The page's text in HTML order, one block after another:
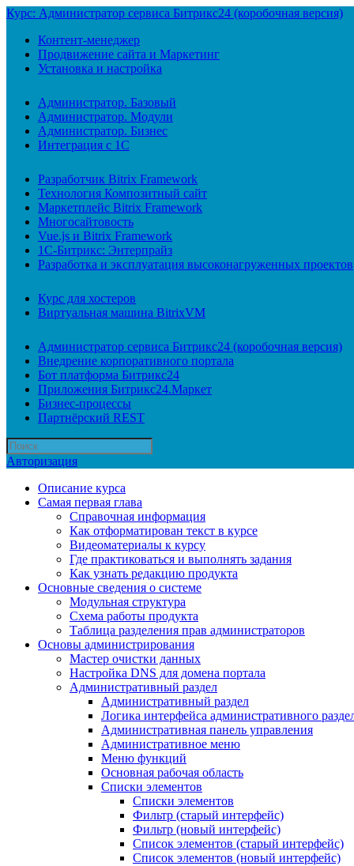
Курс: Администратор сервиса Битрикс24 (коробочная версия)
Контент-менеджер
Продвижение сайта и Маркетинг
Установка и настройка
Администратор. Базовый
Администратор. Модули
Администратор. Бизнес
Интеграция с 1С
Разработчик Bitrix Framework
Технология Композитный сайт
Маркетплейс Bitrix Framework
Многосайтовость
Vue.js и Bitrix Framework
1С-Битрикс: Энтерпрайз
Разработка и эксплуатация высоконагруженных проектов
Курс для хостеров
Виртуальная машина BitrixVM
Администратор сервиса Битрикс24 (коробочная версия)
Внедрение корпоративного портала
Бот платформа Битрикс24
Приложения Битрикс24.Маркет
Бизнес-процессы
Партнёрский REST
Авторизация
Описание курса
Самая первая глава
Справочная информация
Как отформатирован текст в курсе
Видеоматериалы к курсу
Где практиковаться и выполнять задания
Как узнать редакцию продукта
Основные сведения о системе
Модульная структура
Схема работы продукта
Таблица разделения прав администраторов
Основы администрирования
Мастер очистки данных
Настройка DNS для домена портала
Административный раздел
Административный раздел
Логика интерфейса административного
Административная панель управления
Административное меню
Меню функций
Основная рабочая область
Списки элементов
Списки элементов
Фильтр (старый интерфейс)
Фильтр (новый интерфейс)
Список элементов (старый интерфейс)
Список элементов (новый интерфейс)